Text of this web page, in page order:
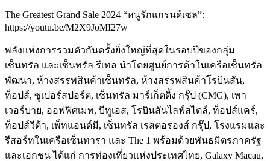
The Greatest Grand Sale 2024 “หนูรักแกรนด์เซล”:
https://youtu.be/M2X9JoMI27w
พลังแห่งการรวมตัวกันครั้งยิ่งใหญ่ที่สุดในรอบปีของกลุ่ม
เซ็นทรัล และเซ็นทรัล รีเทล นำโดยศูนย์การค้าในเครือเซ็นทรัล
พัฒนา, ห้างสรรพสินค้าเซ็นทรัล, ห้างสรรพสินค้าโรบินสัน,
ท็อปส์, ซูเปอร์สปอร์ต, เซ็นทรัล มาร์เก็ตติ้ง กรุ๊ป (CMG), เพา
เวอร์บาย, ออฟฟิศเมท, บีทูเอส, โรบินสันไลฟ์สไตล์, ท็อปส์แคร์,
ท็อปส์วีต้า, เพ็ทแอนด์มี, เซ็นทรัล เรสตอรองส์ กรุ๊ป, โรงแรมและ
รีสอร์ทในเครือเซ็นทารา และ The 1 พร้อมด้วยพันธมิตรภาครัฐ
และเอกชน ได้แก่ การท่องเที่ยวแห่งประเทศไทย, Galaxy Macau,